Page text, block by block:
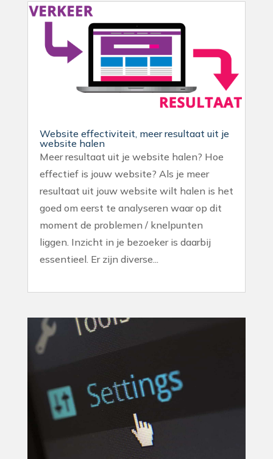
Website effectiviteit, meer resultaat uit je
website halen
Meer resultaat uit je website halen? Hoe
effectief is jouw website? Als je meer
resultaat uit jouw website wilt halen is het
goed om eerst te analyseren waar op dit
moment de problemen / knelpunten
liggen. Inzicht in je bezoeker is daarbij
essentieel. Er zijn diverse...